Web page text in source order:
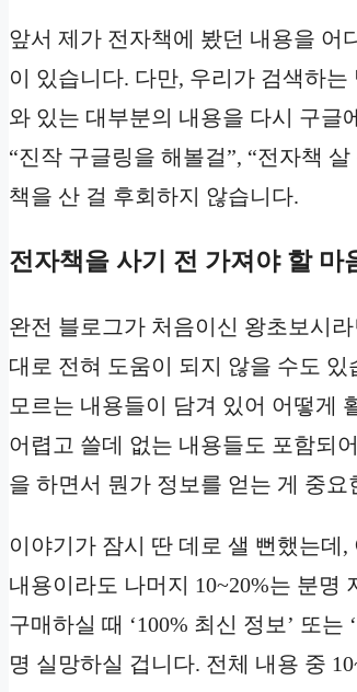
앞서 제가 전자책에 봤던 내용을 어
이 있습니다. 다만, 우리가 검색하
와 있는 대부분의 내용을 다시 구글
“진작 구글링을 해볼걸”, “전자책
책을 산 걸 후회하지 않습니다.
전자책을 사기 전 가져야 할 마
완전 블로그가 처음이신 왕초보시
대로 전혀 도움이 되지 않을 수도
모르는 내용들이 담겨 있어 어떻게
어렵고 쓸데 없는 내용들도 포함되
을 하면서 뭔가 정보를 얻는 게 중
이야기가 잠시 딴 데로 샐 뻔했는데
내용이라도 나머지 10~20%는 분명
구매하실 때 ‘100% 최신 정보’ 또
명 실망하실 겁니다. 전체 내용 중